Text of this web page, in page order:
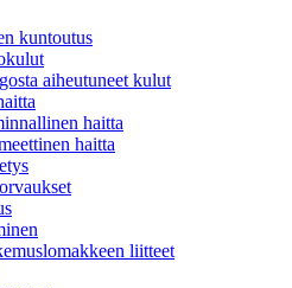
kuntoutus
aiheutuneet kulut
haitta
haitta
liitteet